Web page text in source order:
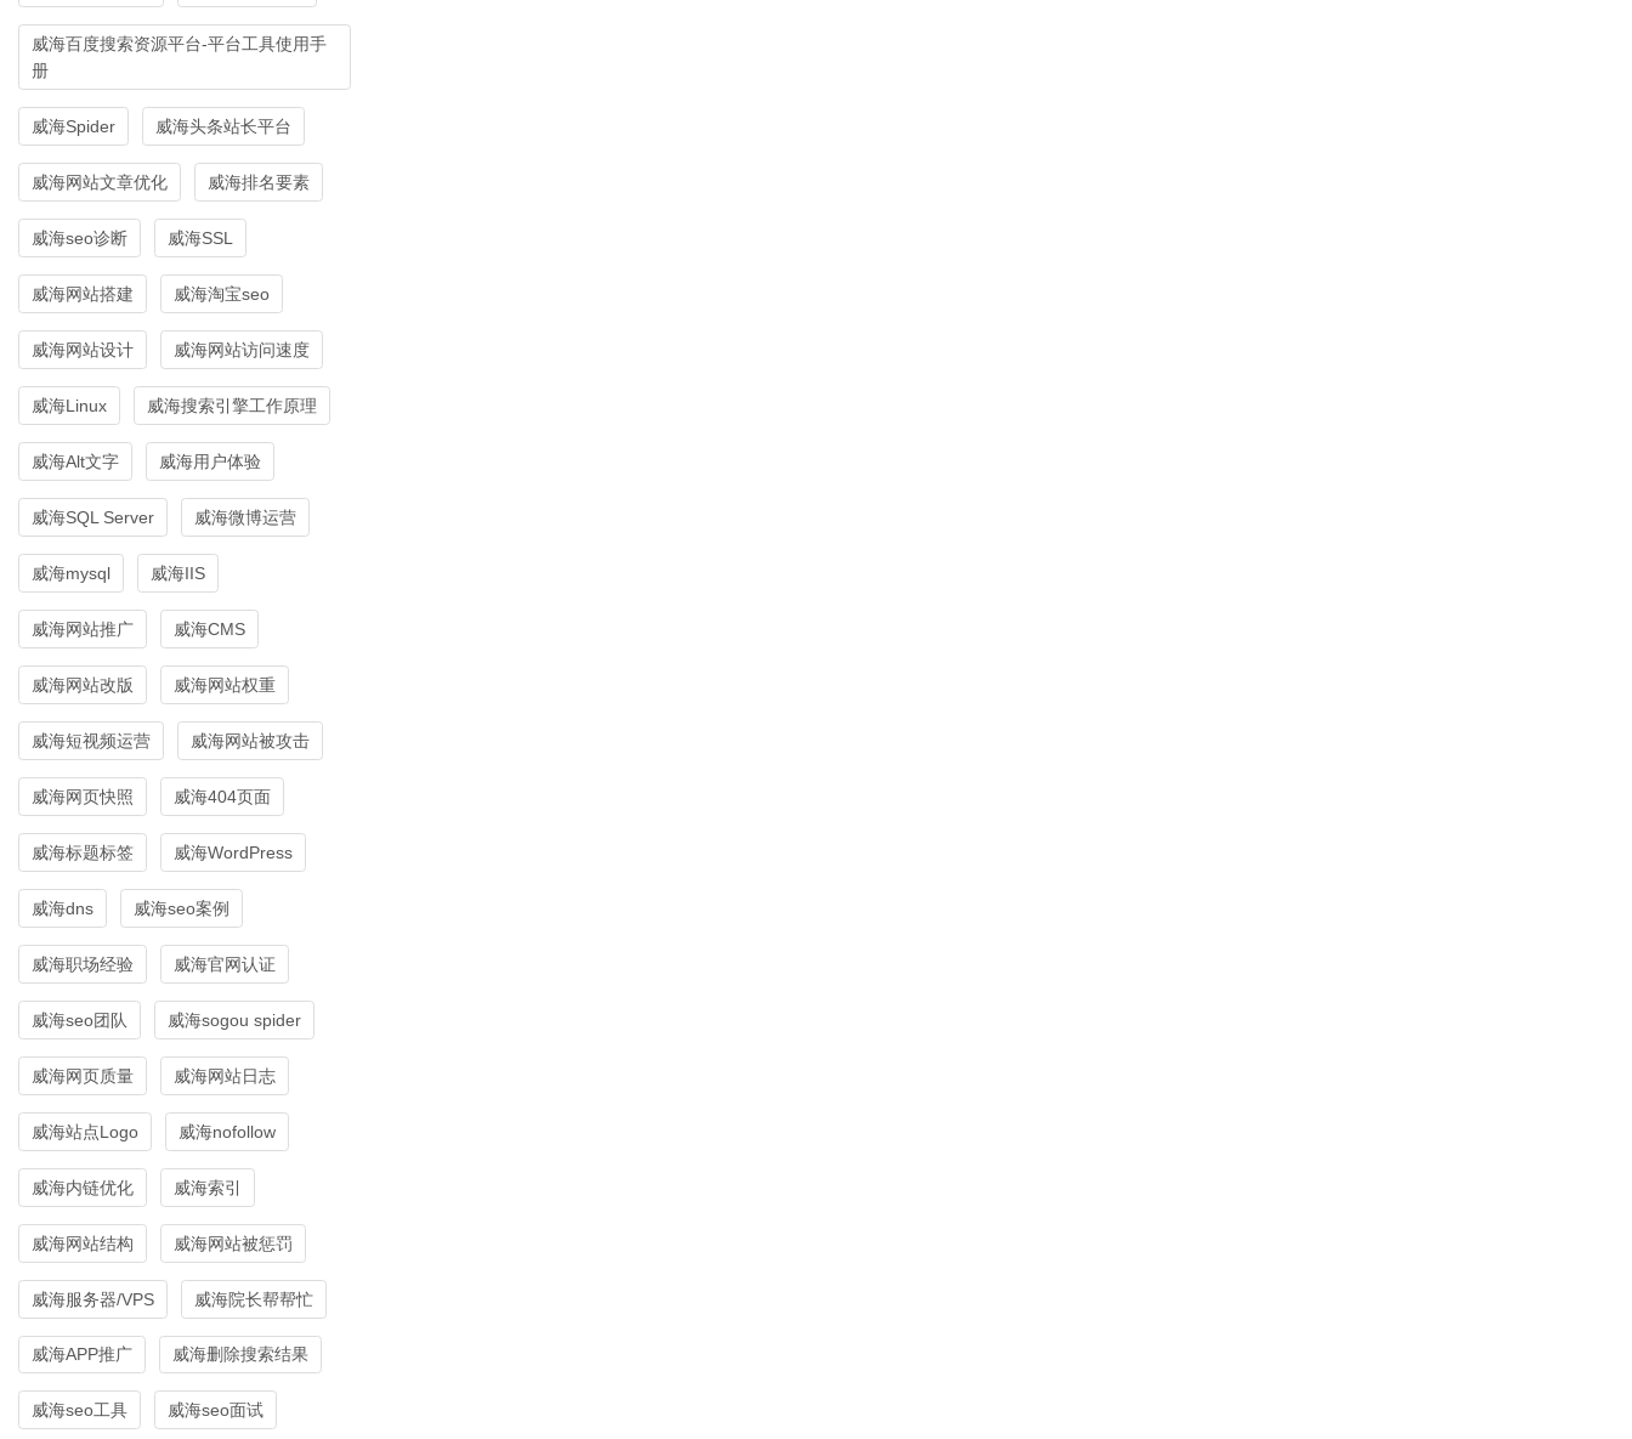
威海百度搜索资源平台-平台工具使用手
册
威海Spider 威海头条站长平台
威海网站文章优化 威海排名要素
威海seo诊断 威海SSL
威海网站搭建 威海淘宝seo
威海网站设计 威海网站访问速度
威海Linux 威海搜索引擎工作原理
威海Alt文字 威海用户体验
威海SQL Server 威海微博运营
威海mysql 威海IIS
威海网站推广 威海CMS
威海网站改版 威海网站权重
威海短视频运营 威海网站被攻击
威海网页快照 威海404页面
威海标题标签 威海WordPress
威海dns 威海seo案例
威海职场经验 威海官网认证
威海seo团队 威海sogou spider
威海网页质量 威海网站日志
威海站点Logo 威海nofollow
威海内链优化 威海索引
威海网站结构 威海网站被惩罚
威海服务器/VPS 威海院长帮帮忙
威海APP推广 威海删除搜索结果
威海seo工具 威海seo面试